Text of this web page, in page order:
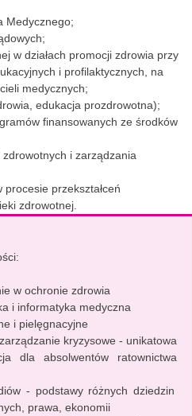
Medycznego;
w działach promocji zdrowia przy
i profilaktycznych, na
medycznych;
edukacja prozdrowotna);
finansowanych ze środków
i zarządzania
przekształceń
zdrowotnej.
w ochronie zdrowia
i informatyka medyczna
i pielęgnacyjne
kryzysowe - unikatowa
dla absolwentów ratownictwa
- podstawy różnych dziedzin
prawa, ekonomii